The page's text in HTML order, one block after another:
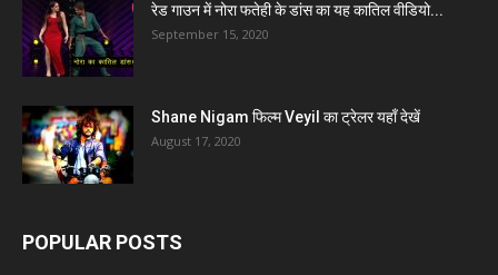
रेड गाउन में नोरा फतेही के डांस का यह कातिल वीडियो...
September 15, 2020
Shane Nigam फिल्म Veyil का ट्रेलर यहाँ देखें
August 17, 2020
POPULAR POSTS